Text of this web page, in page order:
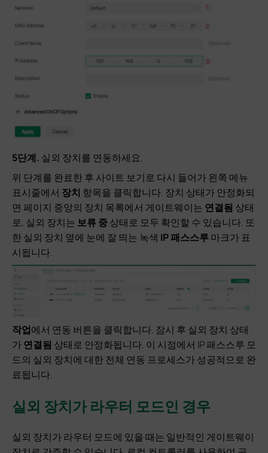
5단계. 실외 장치를 연동하세요.
위 단계를 완료한 후 사이트 보기로 다시 들어가 왼쪽 메뉴
표시줄에서 장치 항목을 클릭합니다. 장치 상태가 안정화되
면 페이지 중앙의 장치 목록에서 게이트웨이는 연결됨 상태
로, 실외 장치는 보류 중상태로 모두 확인할 수 있습니다. 또
한 실외 장치 옆에 눈에 잘 띄는 녹색 IP 패스스루마크가 표
시됩니다.
작업에서 연동 버튼을 클릭합니다. 잠시 후 실외 장치 상태
가연결됨 상태로 안정화됩니다. 이 시점에서 IP 패스스루 모
드의 실외 장치에 대한 전체 연동 프로세스가 성공적으로 완
료됩니다.
실외 장치가 라우터 모드인 경우
실외 장치가 라우터 모드에 있을 때는 일반적인 게이트웨이